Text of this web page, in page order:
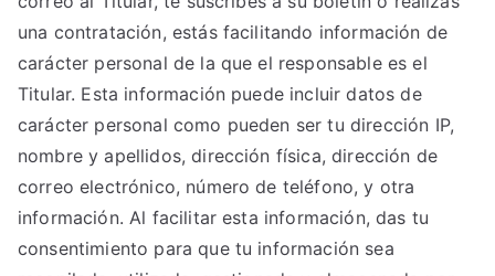
una contratación, estás facilitando información de
carácter personal de la que el responsable es el
Titular. Esta información puede incluir datos de
carácter personal como pueden ser tu dirección IP,
nombre y apellidos, dirección física, dirección de
correo electrónico, número de teléfono, y otra
información. Al facilitar esta información, das tu
consentimiento para que tu información sea